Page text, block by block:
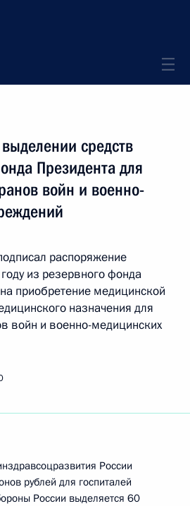
средств
Президента для
войн и военно-
распоряжение
из резервного фонда
приобретение медицинской
назначения для
войн и военно-медицинских
России
рублей для госпиталей
России выделяется 60